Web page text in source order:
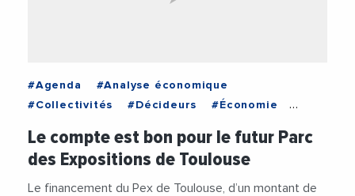
#Agenda
#Analyse économique
#Collectivités
#Décideurs
#Économie
Le compte est bon pour le futur Parc
des Expositions de Toulouse
Le financement du Pex de Toulouse, d’un montant de